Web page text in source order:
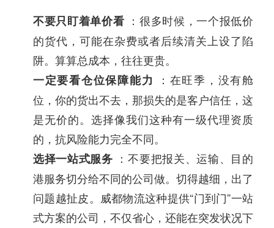
不要只盯着单价看 ：很多时候，一个报低价
的货代，可能在杂费或者后续清关上设了陷
阱。算算总成本，往往更贵。
一定要看仓位保障能力
：在旺季，没有舱
位，你的货出不去，那损失的是客户信任，这
是无价的。选择像我们这种有一级代理资质
的，抗风险能力完全不同。
选择一站式服务 ：不要把报关、运输、目的
港服务切分给不同的公司做。切得越细，出了
问题越扯皮。威都物流这种提供“门到门”一站
式方案的公司，不仅省心，还能在突发状况下